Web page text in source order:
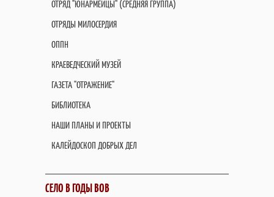
ОТРЯД "ЮНАРМЕЙЦЫ" (СРЕДНЯЯ ГРУППА)
ОТРЯДЫ МИЛОСЕРДИЯ
ОППН
КРАЕВЕДЧЕСКИЙ МУЗЕЙ
ГАЗЕТА "ОТРАЖЕНИЕ"
БИБЛИОТЕКА
НАШИ ПЛАНЫ И ПРОЕКТЫ
КАЛЕЙДОСКОП ДОБРЫХ ДЕЛ
СЕЛО В ГОДЫ ВОВ